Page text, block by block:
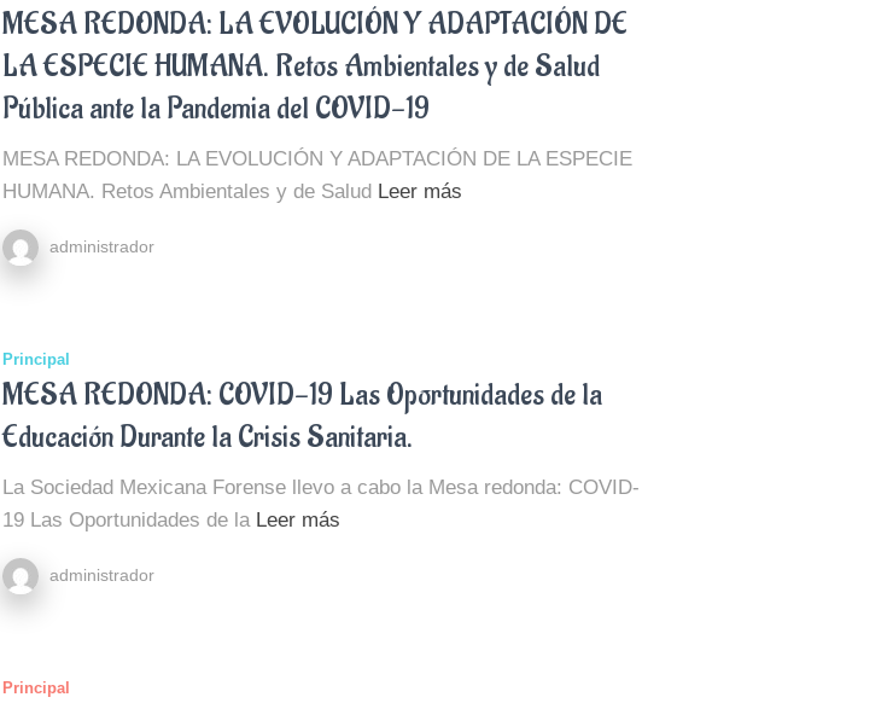
MESA REDONDA: LA EVOLUCIÓN Y ADAPTACIÓN DE
LA ESPECIE HUMANA. Retos Ambientales y de Salud
Pública ante la Pandemia del COVID-19
MESA REDONDA: LA EVOLUCIÓN Y ADAPTACIÓN DE LA ESPECIE
HUMANA. Retos Ambientales y de Salud Leer más
administrador
Principal
MESA REDONDA: COVID-19 Las Oportunidades de la
Educación Durante la Crisis Sanitaria.
La Sociedad Mexicana Forense llevo a cabo la Mesa redonda: COVID-
19 Las Oportunidades de la Leer más
administrador
Principal